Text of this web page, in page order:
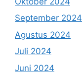
September 2024
Agustus 2024
Juli 2024
Juni 2024